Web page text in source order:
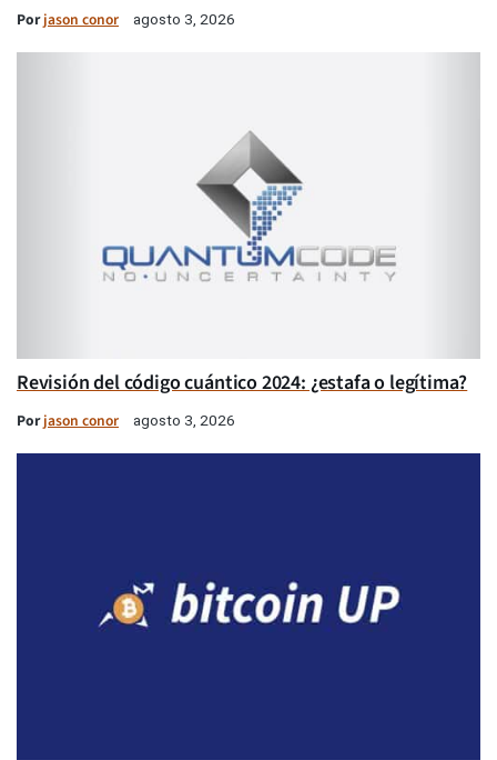
Porjason conor agosto 3, 2026
Revisión del código cuántico 2024: ¿estafa o legítima?
Porjason conor agosto 3, 2026